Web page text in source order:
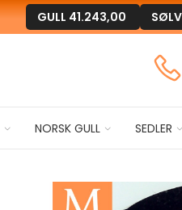
NORSK GULL SEDLER
GULL 41.243,00 SØLV